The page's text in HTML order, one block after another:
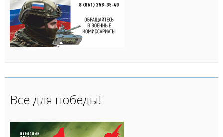
Все для победы!